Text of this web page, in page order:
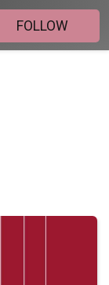
FOLLOW